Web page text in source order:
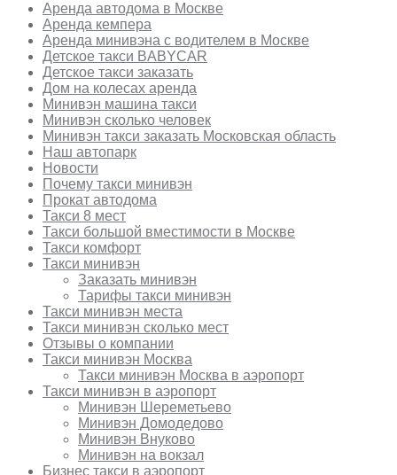
Аренда автодома в Москве
Аренда кемпера
Аренда минивэна с водителем в Москве
Детское такси BABYCAR
Детское такси заказать
Дом на колесах аренда
Минивэн машина такси
Минивэн сколько человек
Минивэн такси заказать Московская область
Наш автопарк
Новости
Почему такси минивэн
Прокат автодома
Такси 8 мест
Такси большой вместимости в Москве
Такси комфорт
Такси минивэн
Заказать минивэн
Тарифы такси минивэн
Такси минивэн места
Такси минивэн сколько мест
Отзывы о компании
Такси минивэн Москва
Такси минивэн Москва в аэропорт
Такси минивэн в аэропорт
Минивэн Шереметьево
Минивэн Домодедово
Минивэн Внуково
Минивэн на вокзал
Бизнес такси в аэропорт